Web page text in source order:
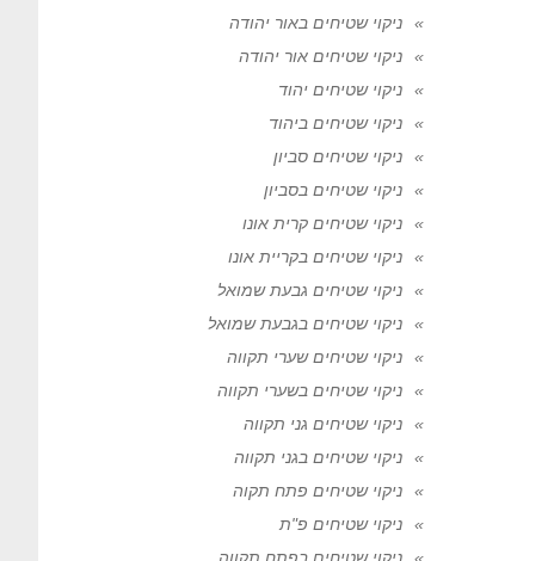
ניקוי שטיחים באור יהודה
ניקוי שטיחים אור יהודה
ניקוי שטיחים יהוד
ניקוי שטיחים ביהוד
ניקוי שטיחים סביון
ניקוי שטיחים בסביון
ניקוי שטיחים קרית אונו
ניקוי שטיחים בקריית אונו
ניקוי שטיחים גבעת שמואל
ניקוי שטיחים בגבעת שמואל
ניקוי שטיחים שערי תקווה
ניקוי שטיחים בשערי תקווה
ניקוי שטיחים גני תקווה
ניקוי שטיחים בגני תקווה
ניקוי שטיחים פתח תקוה
ניקוי שטיחים פ"ת